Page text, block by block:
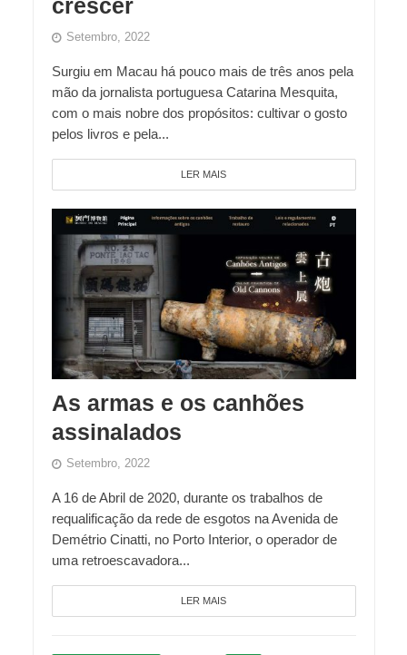
crescer
Setembro, 2022
Surgiu em Macau há pouco mais de três anos pela
mão da jornalista portuguesa Catarina Mesquita,
com o mais nobre dos propósitos: cultivar o gosto
pelos livros e pela...
LER MAIS
As armas e os canhões
assinalados
Setembro, 2022
A 16 de Abril de 2020, durante os trabalhos de
requalificação da rede de esgotos na Avenida de
Demétrio Cinatti, no Porto Interior, o operador de
uma retroescavadora...
LER MAIS